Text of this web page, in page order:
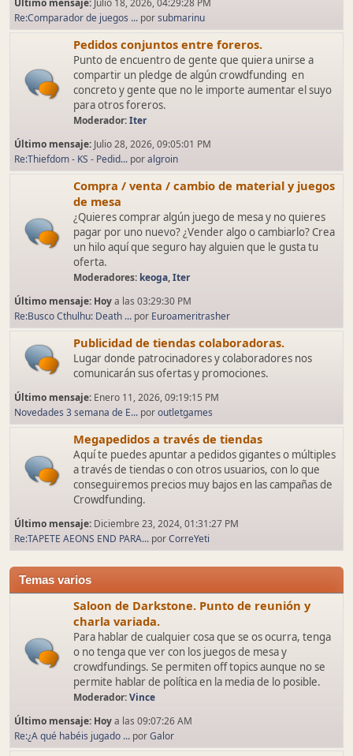
Último mensaje: Julio 18, 2026, 04:29:28 PM
Re:Comparador de juegos ... porsubmarinu
Pedidos conjuntos entre foreros.
Punto de encuentro de gente que quiera unirse a
compartir un pledge de algún crowdfunding en
concreto y gente que no le importe aumentar el suyo
para otros foreros.
Moderador:Iter
Último mensaje: Julio 28, 2026, 09:05:01 PM
Re:Thiefdom - KS - Pedid... poralgroin
Compra / venta / cambio de material y juegos
de mesa
¿Quieres comprar algún juego de mesa y no quieres
pagar por uno nuevo? ¿Vender algo o cambiarlo? Crea
un hilo aquí que seguro hay alguien que le gusta tu
oferta.
Moderadores: keoga,Iter
Último mensaje: Hoya las 03:29:30 PM
Re:Busco Cthulhu: Death ... por Euroameritrasher
Publicidad de tiendas colaboradoras.
Lugar donde patrocinadores y colaboradores nos
comunicarán sus ofertas y promociones.
Último mensaje: Enero 11, 2026, 09:19:15 PM
Novedades 3 semana de E... poroutletgames
Megapedidos a través de tiendas
Aquí te puedes apuntar a pedidos gigantes o múltiples
a través de tiendas o con otros usuarios, con lo que
conseguiremos precios muy bajos en las campañas de
Crowdfunding.
Último mensaje: Diciembre 23, 2024, 01:31:27 PM
Re:TAPETE AEONS END PARA... porCorreYeti
Temas varios
Saloon de Darkstone. Punto de reunión y
charla variada.
Para hablar de cualquier cosa que se os ocurra, tenga
o no tenga que ver con los juegos de mesa y
crowdfundings. Se permiten off topics aunque no se
permite hablar de política en la media de lo posible.
Moderador:Vince
Último mensaje: Hoya las 09:07:26 AM
Re:¿A qué habéis jugado ... porGalor